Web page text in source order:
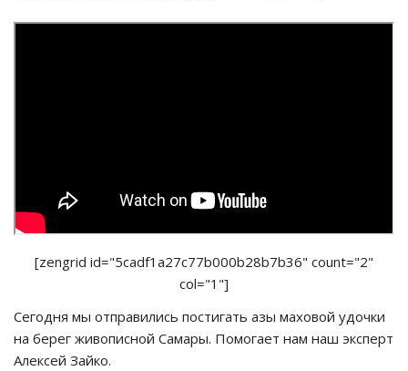
[zengrid id="5cadf1a27c77b000b28b7b36" count="2"
col="1"]
Сегодня мы отправились постигать азы маховой удочки
на берег живописной Самары. Помогает нам наш эксперт
Алексей Зайко.